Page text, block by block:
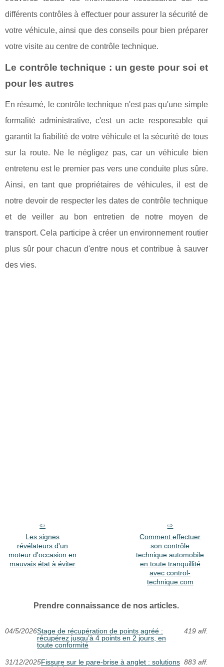
différents contrôles à effectuer pour assurer la sécurité de
votre véhicule, ainsi que des conseils pour bien préparer
votre visite au centre de contrôle technique.
Le contrôle technique : un geste pour soi et
pour les autres
En résumé, le contrôle technique n'est pas qu'une simple
formalité administrative, c'est un acte responsable qui
garantit la fiabilité de votre véhicule et la sécurité de tous
sur la route. Ne le négligez pas, car un véhicule bien
entretenu est le premier pas vers une conduite plus sûre.
Ainsi, en tant que propriétaires de véhicules, il est de
notre devoir de respecter les dates de contrôle technique
et de veiller au bon entretien de notre moyen de
transport. Cela participe à créer un environnement routier
plus sûr pour chacun d'entre nous et contribue à sauver
des vies.
Les signes
révélateurs d'un
moteur d'occasion en
mauvais état à éviter
Comment effectuer
son contrôle
technique automobile
en toute tranquillité
avec control-
technique.com
Prendre connaissance de nos articles.
04/5/2026Stage de récupération de points agréé :
récupérez jusqu’à 4 points en 2 jours, en
toute conformité
419 aff.
31/12/2025Fissure sur le pare-brise à anglet : solutions 883 aff.